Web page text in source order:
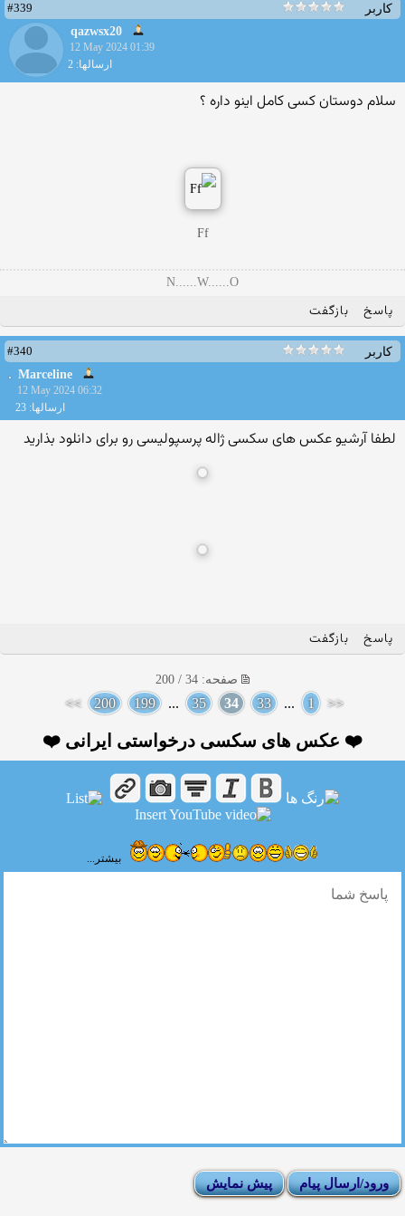
کاربر
#339
qazwsx20
12 May 2024 01:39
ارسالها: 2
سلام دوستان کسی کامل اینو داره ؟
Ff
N......W......O
پاسخ بازگفت
کاربر
#340
Marceline
12 May 2024 06:32
ارسالها: 23
لطفا آرشیو عکس های سکسی ژاله پرسپولیسی رو برای دانلود بذارید
پاسخ بازگفت
صفحه: 34 / 200
<<
1
...
33
34
35
...
199
200
>>
❤️ عکس های سکسی درخواستی ایرانی ❤️
بیشتر...